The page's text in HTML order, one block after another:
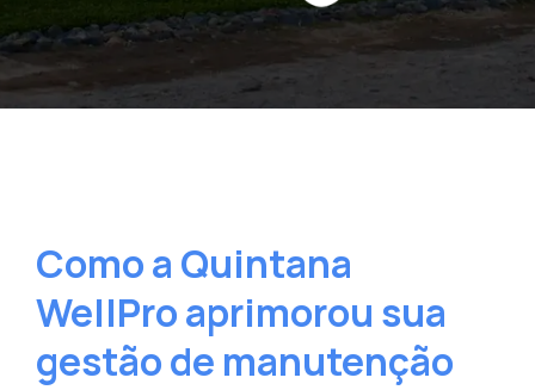
Como a Quintana
WellPro aprimorou sua
gestão de manutenção